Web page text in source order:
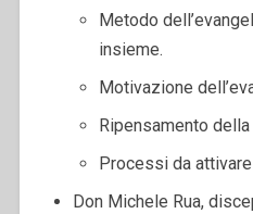
Metodo
insieme.
Motivazione
Ripensamento
Processi da
Don Michele Rua,